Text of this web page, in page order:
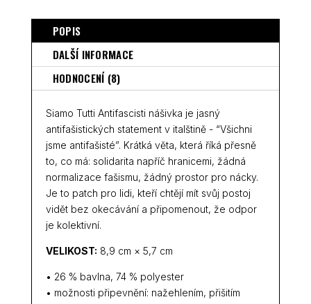
POPIS
DALŠÍ INFORMACE
HODNOCENÍ (8)
Siamo Tutti Antifascisti nášivka je jasný
antifašistických statement v italštině - “Všichni
jsme antifašisté”. Krátká věta, která říká přesně
to, co má: solidarita napříč hranicemi, žádná
normalizace fašismu, žádný prostor pro nácky.
Je to patch pro lidi, kteří chtějí mít svůj postoj
vidět bez okecávání a připomenout, že odpor
je kolektivní.
VELIKOST: 8,9 cm × 5,7 cm
• 26 % bavlna, 74 % polyester
• možnosti připevnění: nažehlením, přišitím